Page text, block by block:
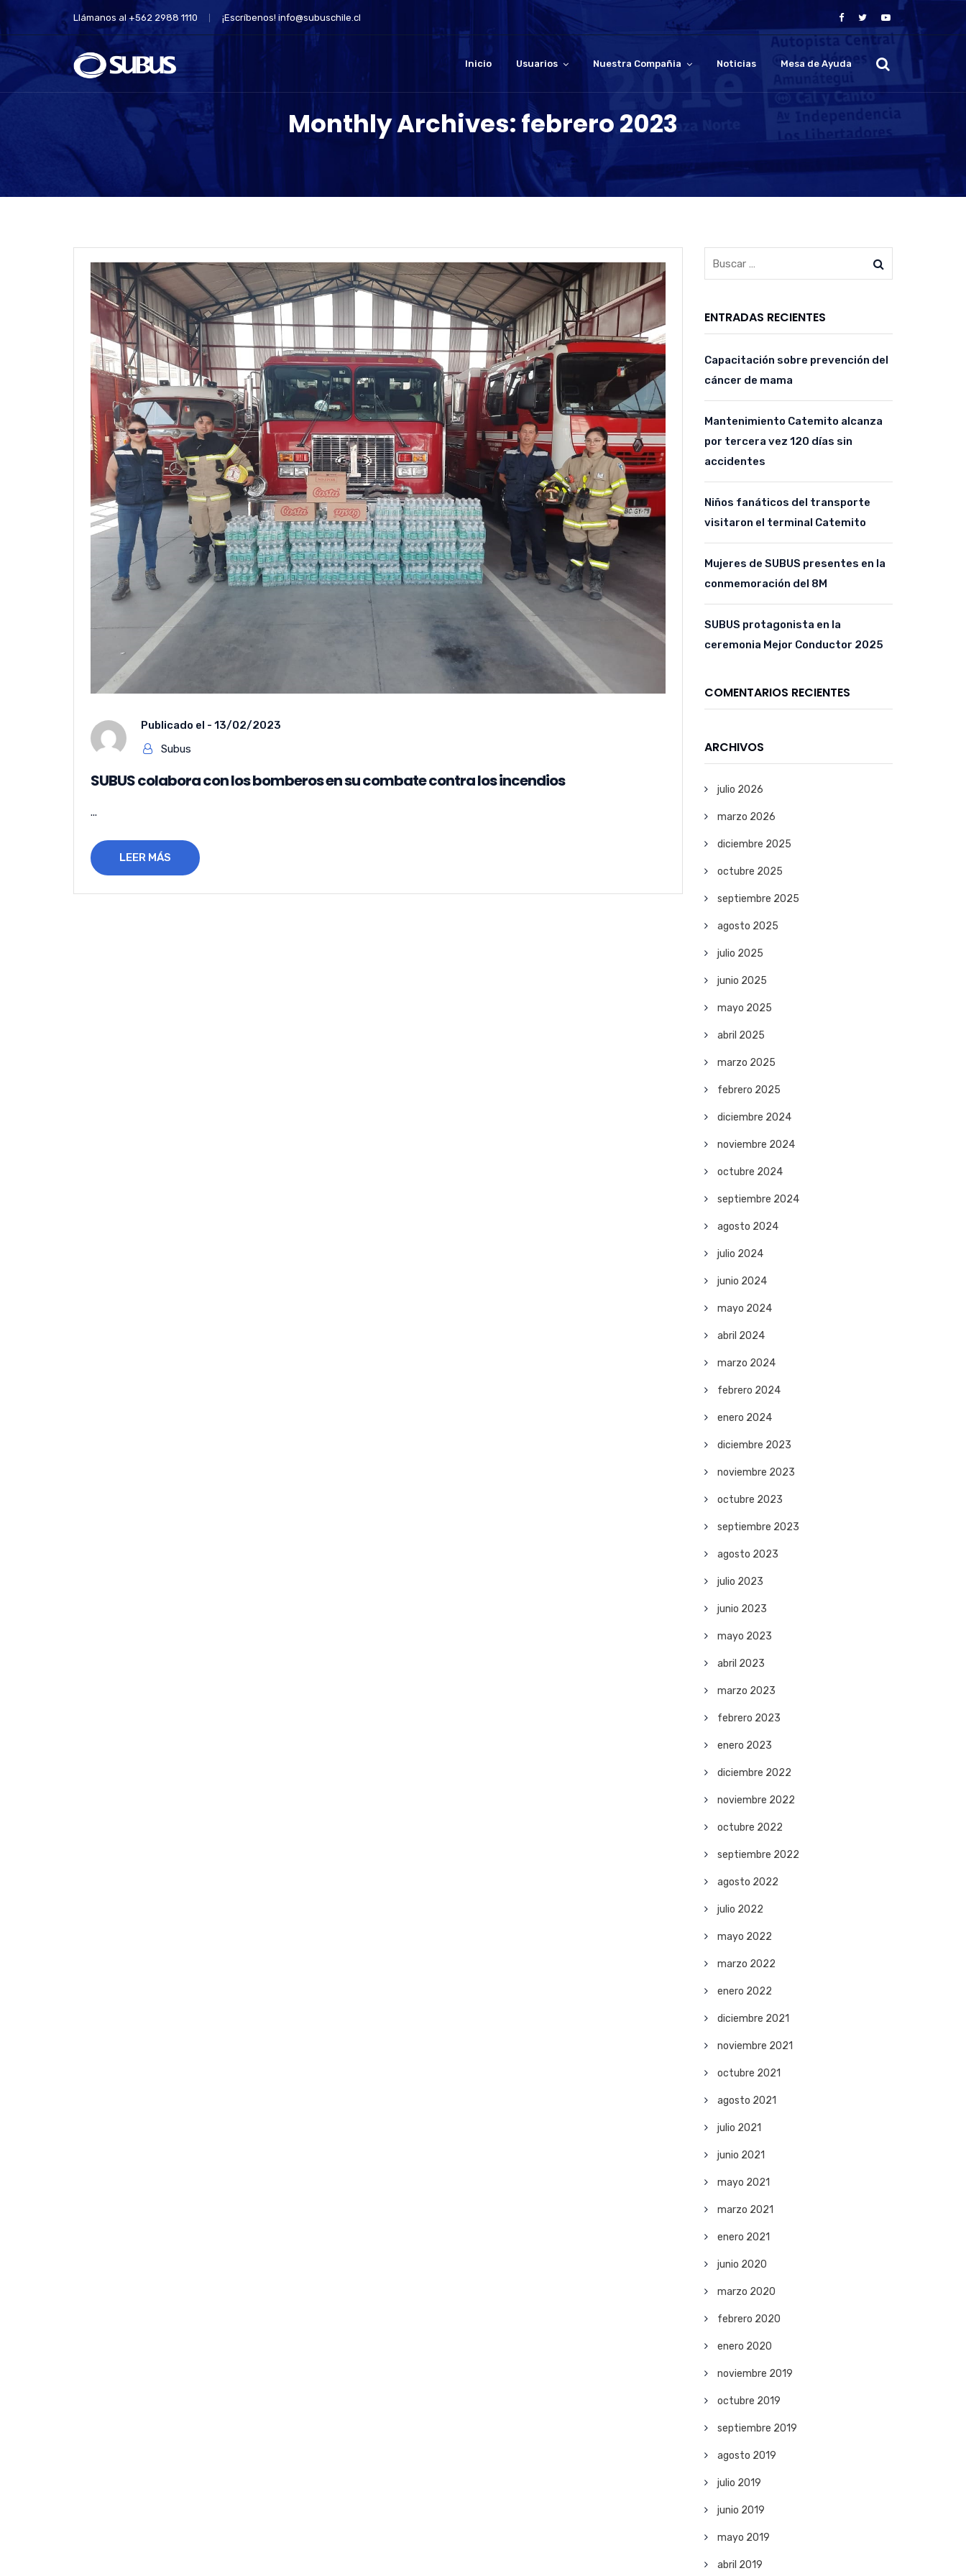
Llámanos al +562 2988 1110 ¡Escríbenos! info@subuschile.cl
Inicio Usuarios Nuestra Compañia Noticias Mesa de Ayuda
Monthly Archives: febrero 2023
Publicado el - 13/02/2023
Subus
SUBUS colabora con los bomberos en su combate contra los incendios
...
LEER MÁS
ENTRADAS RECIENTES
Capacitación sobre prevención del
cáncer de mama
Mantenimiento Catemito alcanza
por tercera vez 120 días sin
accidentes
Niños fanáticos del transporte
visitaron el terminal Catemito
Mujeres de SUBUS presentes en la
conmemoración del 8M
SUBUS protagonista en la
ceremonia Mejor Conductor 2025
COMENTARIOS RECIENTES
ARCHIVOS
julio 2026
marzo 2026
diciembre 2025
octubre 2025
septiembre 2025
agosto 2025
julio 2025
junio 2025
mayo 2025
abril 2025
marzo 2025
febrero 2025
diciembre 2024
noviembre 2024
octubre 2024
septiembre 2024
agosto 2024
julio 2024
junio 2024
mayo 2024
abril 2024
marzo 2024
febrero 2024
enero 2024
diciembre 2023
noviembre 2023
octubre 2023
septiembre 2023
agosto 2023
julio 2023
junio 2023
mayo 2023
abril 2023
marzo 2023
febrero 2023
enero 2023
diciembre 2022
noviembre 2022
octubre 2022
septiembre 2022
agosto 2022
julio 2022
mayo 2022
marzo 2022
enero 2022
diciembre 2021
noviembre 2021
octubre 2021
agosto 2021
julio 2021
junio 2021
mayo 2021
marzo 2021
enero 2021
junio 2020
marzo 2020
febrero 2020
enero 2020
noviembre 2019
octubre 2019
septiembre 2019
agosto 2019
julio 2019
junio 2019
mayo 2019
abril 2019